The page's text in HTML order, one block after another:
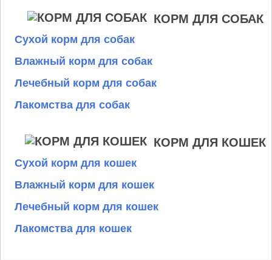
КОРМ ДЛЯ СОБАК
Сухой корм для собак
Влажный корм для собак
Лечебный корм для собак
Лакомства для собак
КОРМ ДЛЯ КОШЕК
Сухой корм для кошек
Влажный корм для кошек
Лечебный корм для кошек
Лакомства для кошек